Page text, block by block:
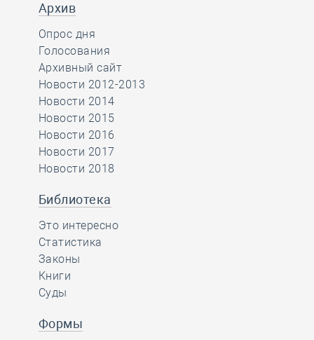
Архив
Опрос дня
Голосования
Архивный сайт
Новости 2012-2013
Новости 2014
Новости 2015
Новости 2016
Новости 2017
Новости 2018
Библиотека
Это интересно
Статистика
Законы
Книги
Суды
Формы